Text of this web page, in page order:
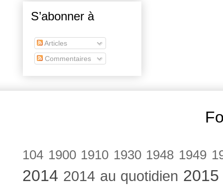
S’abonner à
Articles
Commentaires
104 1900 1910 1930 1948 1949
2014 2014 au quotidien